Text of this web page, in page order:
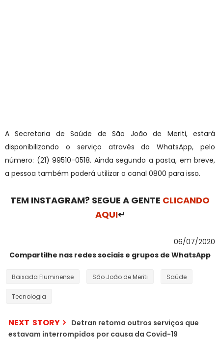
A Secretaria de Saúde de São João de Meriti, estará
disponibilizando o serviço através do WhatsApp, pelo
número: (21) 99510-0518. Ainda segundo a pasta, em breve,
a pessoa também poderá utilizar o canal 0800 para isso.
TEM INSTAGRAM? SEGUE A GENTE CLICANDO
AQUI↵
06/07/2020
Compartilhe nas redes sociais e grupos de WhatsApp
Baixada Fluminense São João de Meriti Saúde
Tecnologia
NEXT STORY
Detran retoma outros serviços que
estavam interrompidos por causa da Covid-19